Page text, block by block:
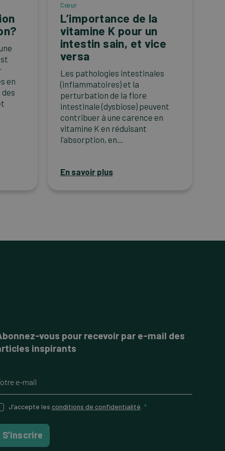
en
Cœur
L’importance de la
vitamine K pour un
intestin sain, et vice
versa
Les pathologies intestinales
(inflammatoires) et la
perturbation de la flore
intestinale (dysbiose) peuvent
contribuer à une carence en
vitamine K en réduisant
l’absorption, en...
En savoir plus
vous pour recevoir par e-mail des
inspirants
J’accepte les conditions de confidentialité *
S’inscrire